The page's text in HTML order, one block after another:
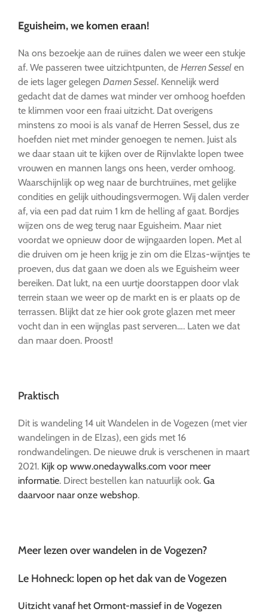
Eguisheim, we komen eraan!
Na ons bezoekje aan de ruïnes dalen we weer een stukje
af. We passeren twee uitzichtpunten, de Herren Sessel en
de iets lager gelegen Damen Sessel. Kennelijk werd
gedacht dat de dames wat minder ver omhoog hoefden
te klimmen voor een fraai uitzicht. Dat overigens
minstens zo mooi is als vanaf de Herren Sessel, dus ze
hoefden niet met minder genoegen te nemen. Juist als
we daar staan uit te kijken over de Rijnvlakte lopen twee
vrouwen en mannen langs ons heen, verder omhoog.
Waarschijnlijk op weg naar de burchtruïnes, met gelijke
condities en gelijk uithoudingsvermogen. Wij dalen verder
af, via een pad dat ruim 1 km de helling af gaat. Bordjes
wijzen ons de weg terug naar Eguisheim. Maar niet
voordat we opnieuw door de wijngaarden lopen. Met al
die druiven om je heen krijg je zin om die Elzas-wijntjes te
proeven, dus dat gaan we doen als we Eguisheim weer
bereiken. Dat lukt, na een uurtje doorstappen door vlak
terrein staan we weer op de markt en is er plaats op de
terrassen. Blijkt dat ze hier ook grote glazen met meer
vocht dan in een wijnglas past serveren…. Laten we dat
dan maar doen. Proost!
Praktisch
Dit is wandeling 14 uit Wandelen in de Vogezen (met vier
wandelingen in de Elzas), een gids met 16
rondwandelingen. De nieuwe druk is verschenen in maart
2021. Kijk op www.onedaywalks.com voor meer
informatie. Direct bestellen kan natuurlijk ook. Ga
daarvoor naar onze webshop.
Meer lezen over wandelen in de Vogezen?
Le Hohneck: lopen op het dak van de Vogezen
Uitzicht vanaf het Ormont-massief in de Vogezen